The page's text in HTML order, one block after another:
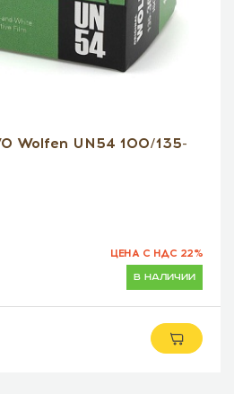
Wolfen UN54 100/135-
в наличии
ЦЕНА С НДС 22%